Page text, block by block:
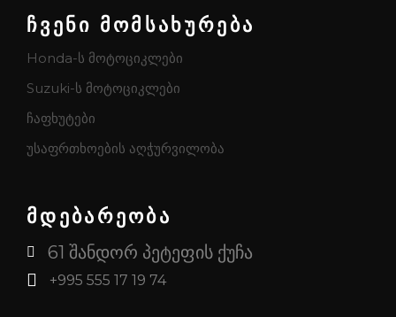
ჩვენი მომსახურება
Honda-ს მოტოციკლები
Suzuki-ს მოტოციკლები
ჩაფხუტები
უსაფრთხოების აღჭურვილობა
მდებარეობა
61 შანდორ პეტეფის ქუჩა
+995 555 17 19 74